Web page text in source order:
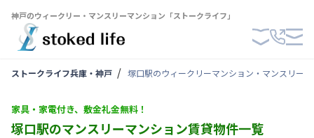
神戸のウィークリー・マンスリーマンション「ストークライフ」
ストークライフ兵庫・神戸 塚口駅のウィークリーマンション・マンスリー
家具・家電付き、敷金礼金無料！
塚口駅のマンスリーマンション賃貸物件一覧